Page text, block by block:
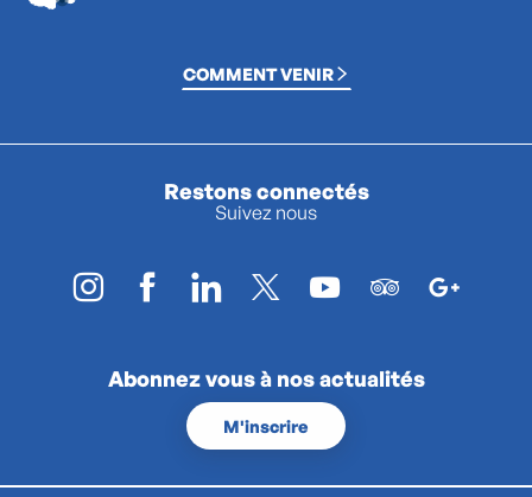
COMMENT VENIR
Restons connectés
Suivez nous
Abonnez vous à nos actualités
M'inscrire